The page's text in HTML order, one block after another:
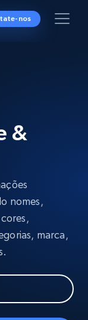
nos
&
nomes,
marca,